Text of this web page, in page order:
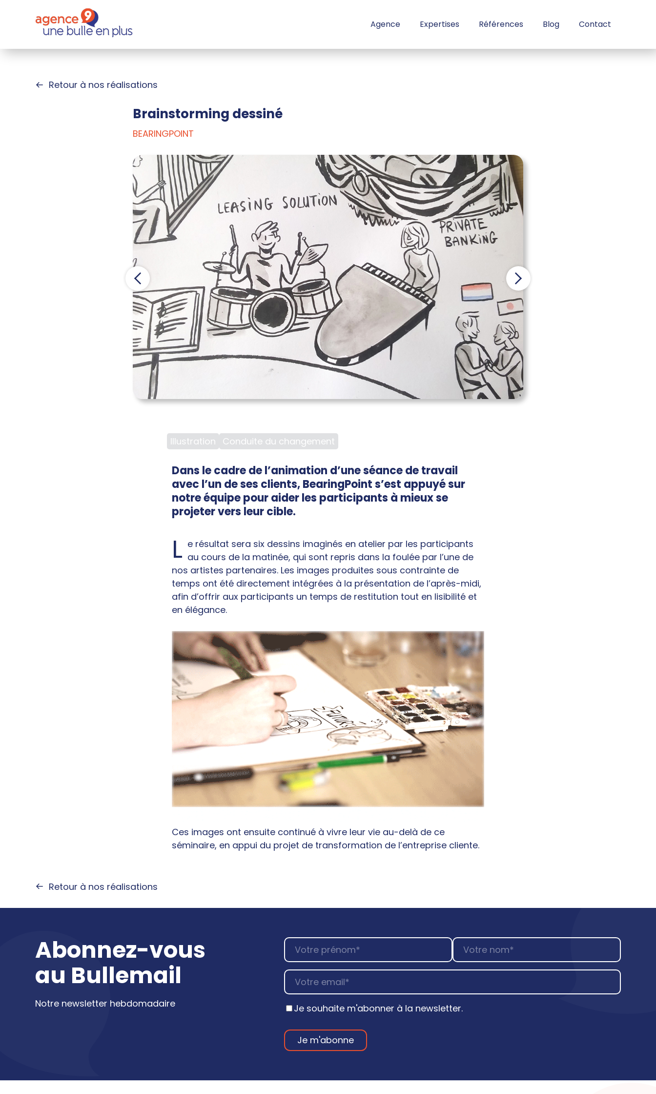
Agence Expertises Références Blog Contact
Retour à nos réalisations
Brainstorming dessiné
BEARINGPOINT
Illustration Conduite du changement
Dans le cadre de l’animation d’une séance de travail
avec l’un de ses clients, BearingPoint s’est appuyé sur
notre équipe pour aider les participants à mieux se
projeter vers leur cible.
L e résultat sera six dessins imaginés en atelier par les participants
au cours de la matinée, qui sont repris dans la foulée par l’une de
nos artistes partenaires. Les images produites sous contrainte de
temps ont été directement intégrées à la présentation de l’après-midi,
afin d’offrir aux participants un temps de restitution tout en lisibilité et
en élégance.
Ces images ont ensuite continué à vivre leur vie au-delà de ce
séminaire, en appui du projet de transformation de l’entreprise cliente.
Retour à nos réalisations
Abonnez-vous
au Bullemail
Notre newsletter hebdomadaire Je souhaite m'abonner à la newsletter.